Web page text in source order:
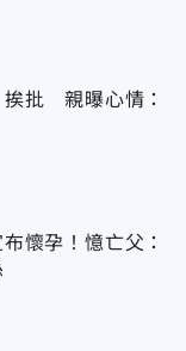
挨批 親曝心情：
懷孕！憶亡父：